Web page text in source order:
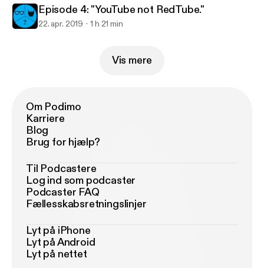
Episode 4: "YouTube not RedTube."
22. apr. 2019 1 h 21 min
Vis mere
Om Podimo
Karriere
Blog
Brug for hjælp?
Til Podcastere
Log ind som podcaster
Podcaster FAQ
Fællesskabsretningslinjer
Lyt på iPhone
Lyt på Android
Lyt på nettet